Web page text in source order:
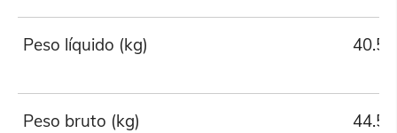
Peso líquido (kg) 40.5
Peso bruto (kg) 44.5